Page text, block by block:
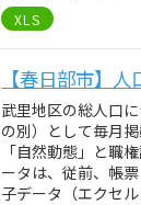
XLS
【春日部市】
武里地区の総人口
の別）として毎月
「自然動態」と職
ータは、従前、帳
子データ（エクセ